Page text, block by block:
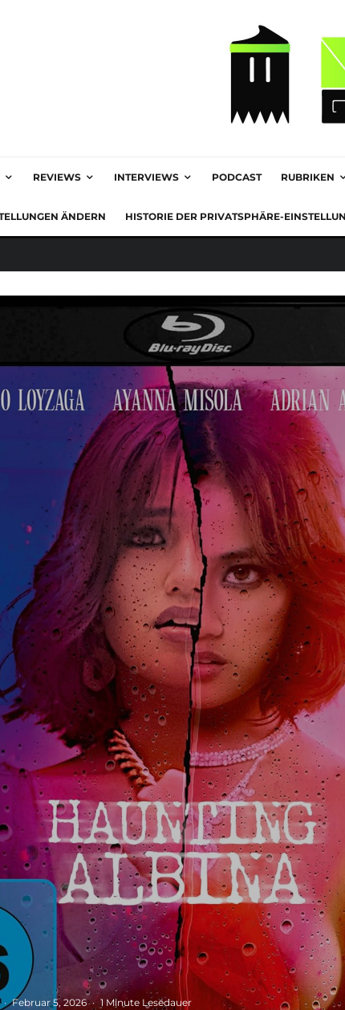
REVIEWS INTERVIEWS PODCAST RUBRIKEN
ÄNDERN HISTORIE DER PRIVATSPHÄRE-
· Februar 5, 2026 · 1 Minute Lesedauer